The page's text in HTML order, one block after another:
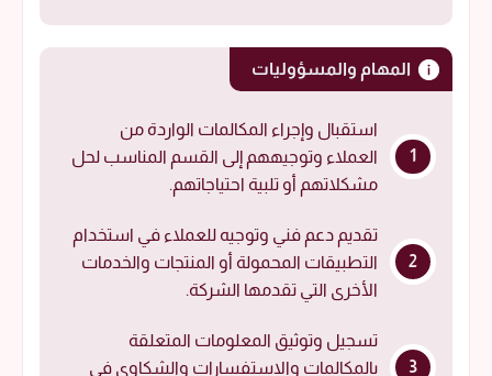
المهام والمسؤوليات
استقبال وإجراء المكالمات الواردة من
العملاء وتوجيههم إلى القسم المناسب لحل
مشكلاتهم أو تلبية احتياجاتهم.
تقديم دعم فني وتوجيه للعملاء في استخدام
التطبيقات المحمولة أو المنتجات والخدمات
الأخرى التي تقدمها الشركة.
تسجيل وتوثيق المعلومات المتعلقة
بالمكالمات والاستفسارات والشكاوى في